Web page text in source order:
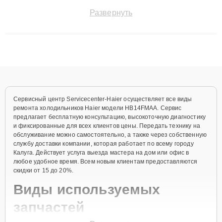
сохранением гарантии до 3 лет. Наши мастера решают
Развернуть
Сервисный центр Servicecenter-Haier осуществляет все виды
ремонта холодильников Haier модели HB14FMAA. Сервис
предлагает бесплатную консультацию, высокоточную диагностику
и фиксированные для всех клиентов цены. Передать технику на
обслуживание можно самостоятельно, а также через собственную
службу доставки компании, которая работает по всему городу
Калуга. Действует услуга выезда мастера на дом или офис в
любое удобное время. Всем новым клиентам предоставляются
скидки от 15 до 20%.
Виды используемых
запчастей